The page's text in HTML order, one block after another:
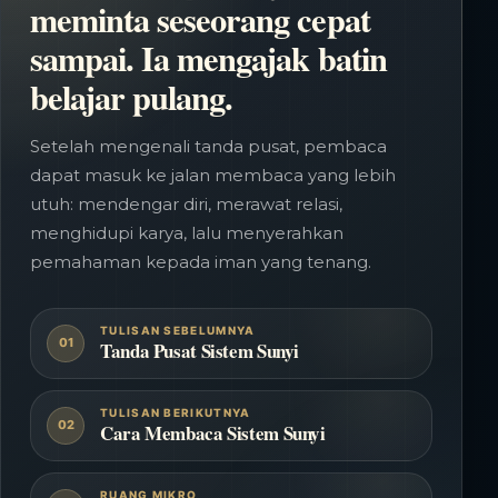
meminta seseorang cepat
sampai. Ia mengajak batin
belajar pulang.
Setelah mengenali tanda pusat, pembaca
dapat masuk ke jalan membaca yang lebih
utuh: mendengar diri, merawat relasi,
menghidupi karya, lalu menyerahkan
pemahaman kepada iman yang tenang.
01
TULISAN SEBELUMNYA
Tanda Pusat Sistem Sunyi
02
TULISAN BERIKUTNYA
Cara Membaca Sistem Sunyi
RUANG MIKRO